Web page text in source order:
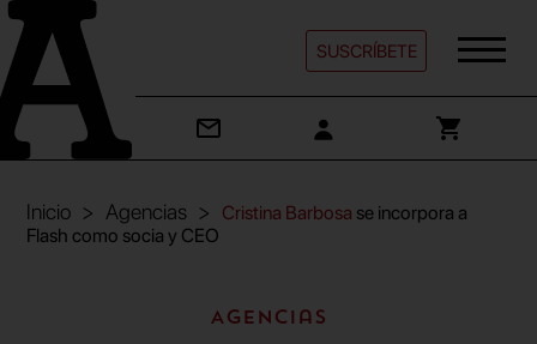
SUSCRÍBETE
Inicio Agencias Cristina Barbosa se incorpora a
Flash como socia y CEO
Agencias